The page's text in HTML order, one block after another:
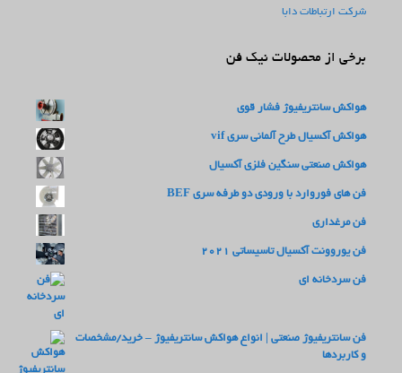
شرکت ارتباطات دابا
برخی از محصولات نیک فن
هواکش سانتریفیوژ فشار قوی
هواکش آکسیال طرح آلمانی سری vif
هواکش صنعتی سنگین فلزی آکسیال
فن های فوروارد با ورودی دو طرفه سری BEF
فن مرغداری
فن یوروونت آکسیال تاسیساتی 2021
فن سردخانه ای
فن سانتریفیوژ صنعتی | انواع هواکش سانتریفیوژ – خرید/مشخصات
و کاربردها